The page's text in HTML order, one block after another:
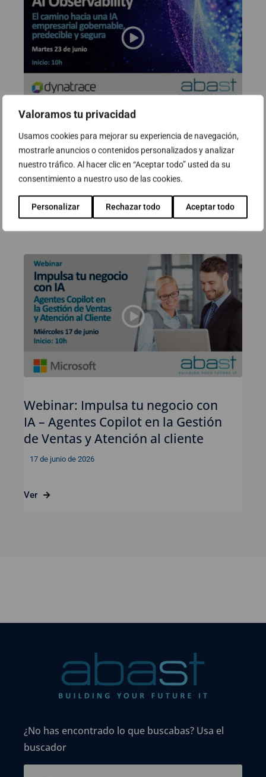
Valoramos tu privacidad
Usamos cookies para mejorar su experiencia de navegación,
mostrarle anuncios o contenidos personalizados y analizar
nuestro tráfico. Al hacer clic en “Aceptar todo” usted da su
consentimiento a nuestro uso de las cookies.
Personalizar Rechazar todo Aceptar todo
Webinar: AI Observability. El
camino hacia una IA empresarial
gobernable, predecible y segura
23 de junio de 2026
Ver
Webinar: Impulsa tu negocio con
IA – Agentes Copilot en la Gestión
de Ventas y Atención al cliente
17 de junio de 2026
Ver
¿No has encontrado lo que buscabas? Usa el
buscador